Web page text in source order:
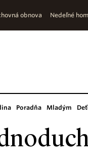
obnova Nedeľné
Poradňa Mladým